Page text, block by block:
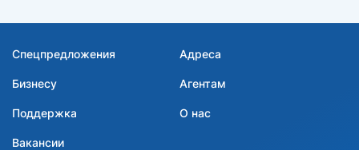
Спецпредложения Адреса
Бизнесу Агентам
Поддержка О нас
Вакансии